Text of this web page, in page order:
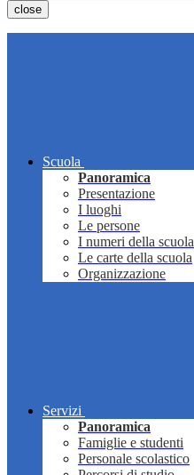
close
Scuola
Panoramica
Presentazione
I luoghi
Le persone
I numeri della scuola
Le carte della scuola
Organizzazione
Servizi
Panoramica
Famiglie e studenti
Personale scolastico